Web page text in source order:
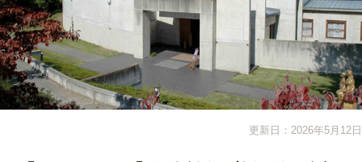
更新日：2026年5月12日